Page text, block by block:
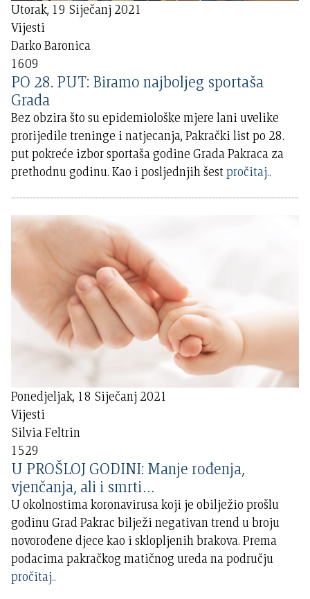
Utorak, 19 Siječanj 2021
Vijesti
Darko Baronica
1609
PO 28. PUT: Biramo najboljeg sportaša
Grada
Bez obzira što su epidemiološke mjere lani uvelike
prorijedile treninge i natjecanja, Pakrački list po 28.
put pokreće izbor sportaša godine Grada Pakraca za
prethodnu godinu. Kao i posljednjih šestpročitaj..
Ponedjeljak, 18 Siječanj 2021
Vijesti
Silvia Feltrin
1529
U PROŠLOJ GODINI: Manje rođenja,
vjenčanja, ali i smrti…
U okolnostima koronavirusa koji je obilježio prošlu
godinu Grad Pakrac bilježi negativan trend u broju
novorođene djece kao i sklopljenih brakova. Prema
podacima pakračkog matičnog ureda na području
pročitaj..